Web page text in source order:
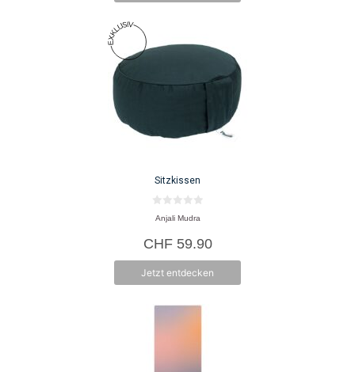
Sitzkissen
v
n
5
Anjali Mudra
CHF59.90
Jetzt entdecken